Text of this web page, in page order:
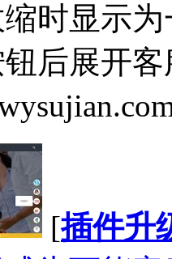
时显示
后展开
[插件升